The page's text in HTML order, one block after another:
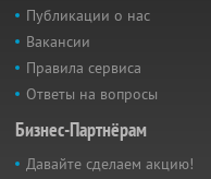
Публикации о нас
Вакансии
Правила сервиса
Ответы на вопросы
Бизнес-Партнёрам
Давайте сделаем акцию!